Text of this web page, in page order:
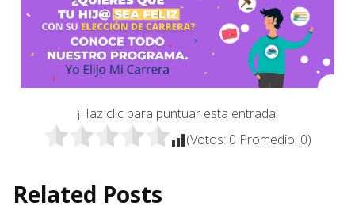
¡Haz clic para puntuar esta entrada!
(Votos: 0 Promedio: 0)
Related Posts